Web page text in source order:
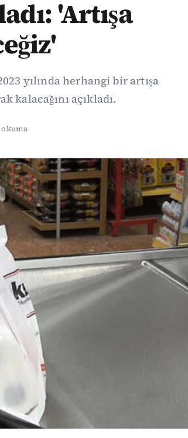
'Artışa
yılında herhangi bir artışa
kalacağını açıkladı.
okuma